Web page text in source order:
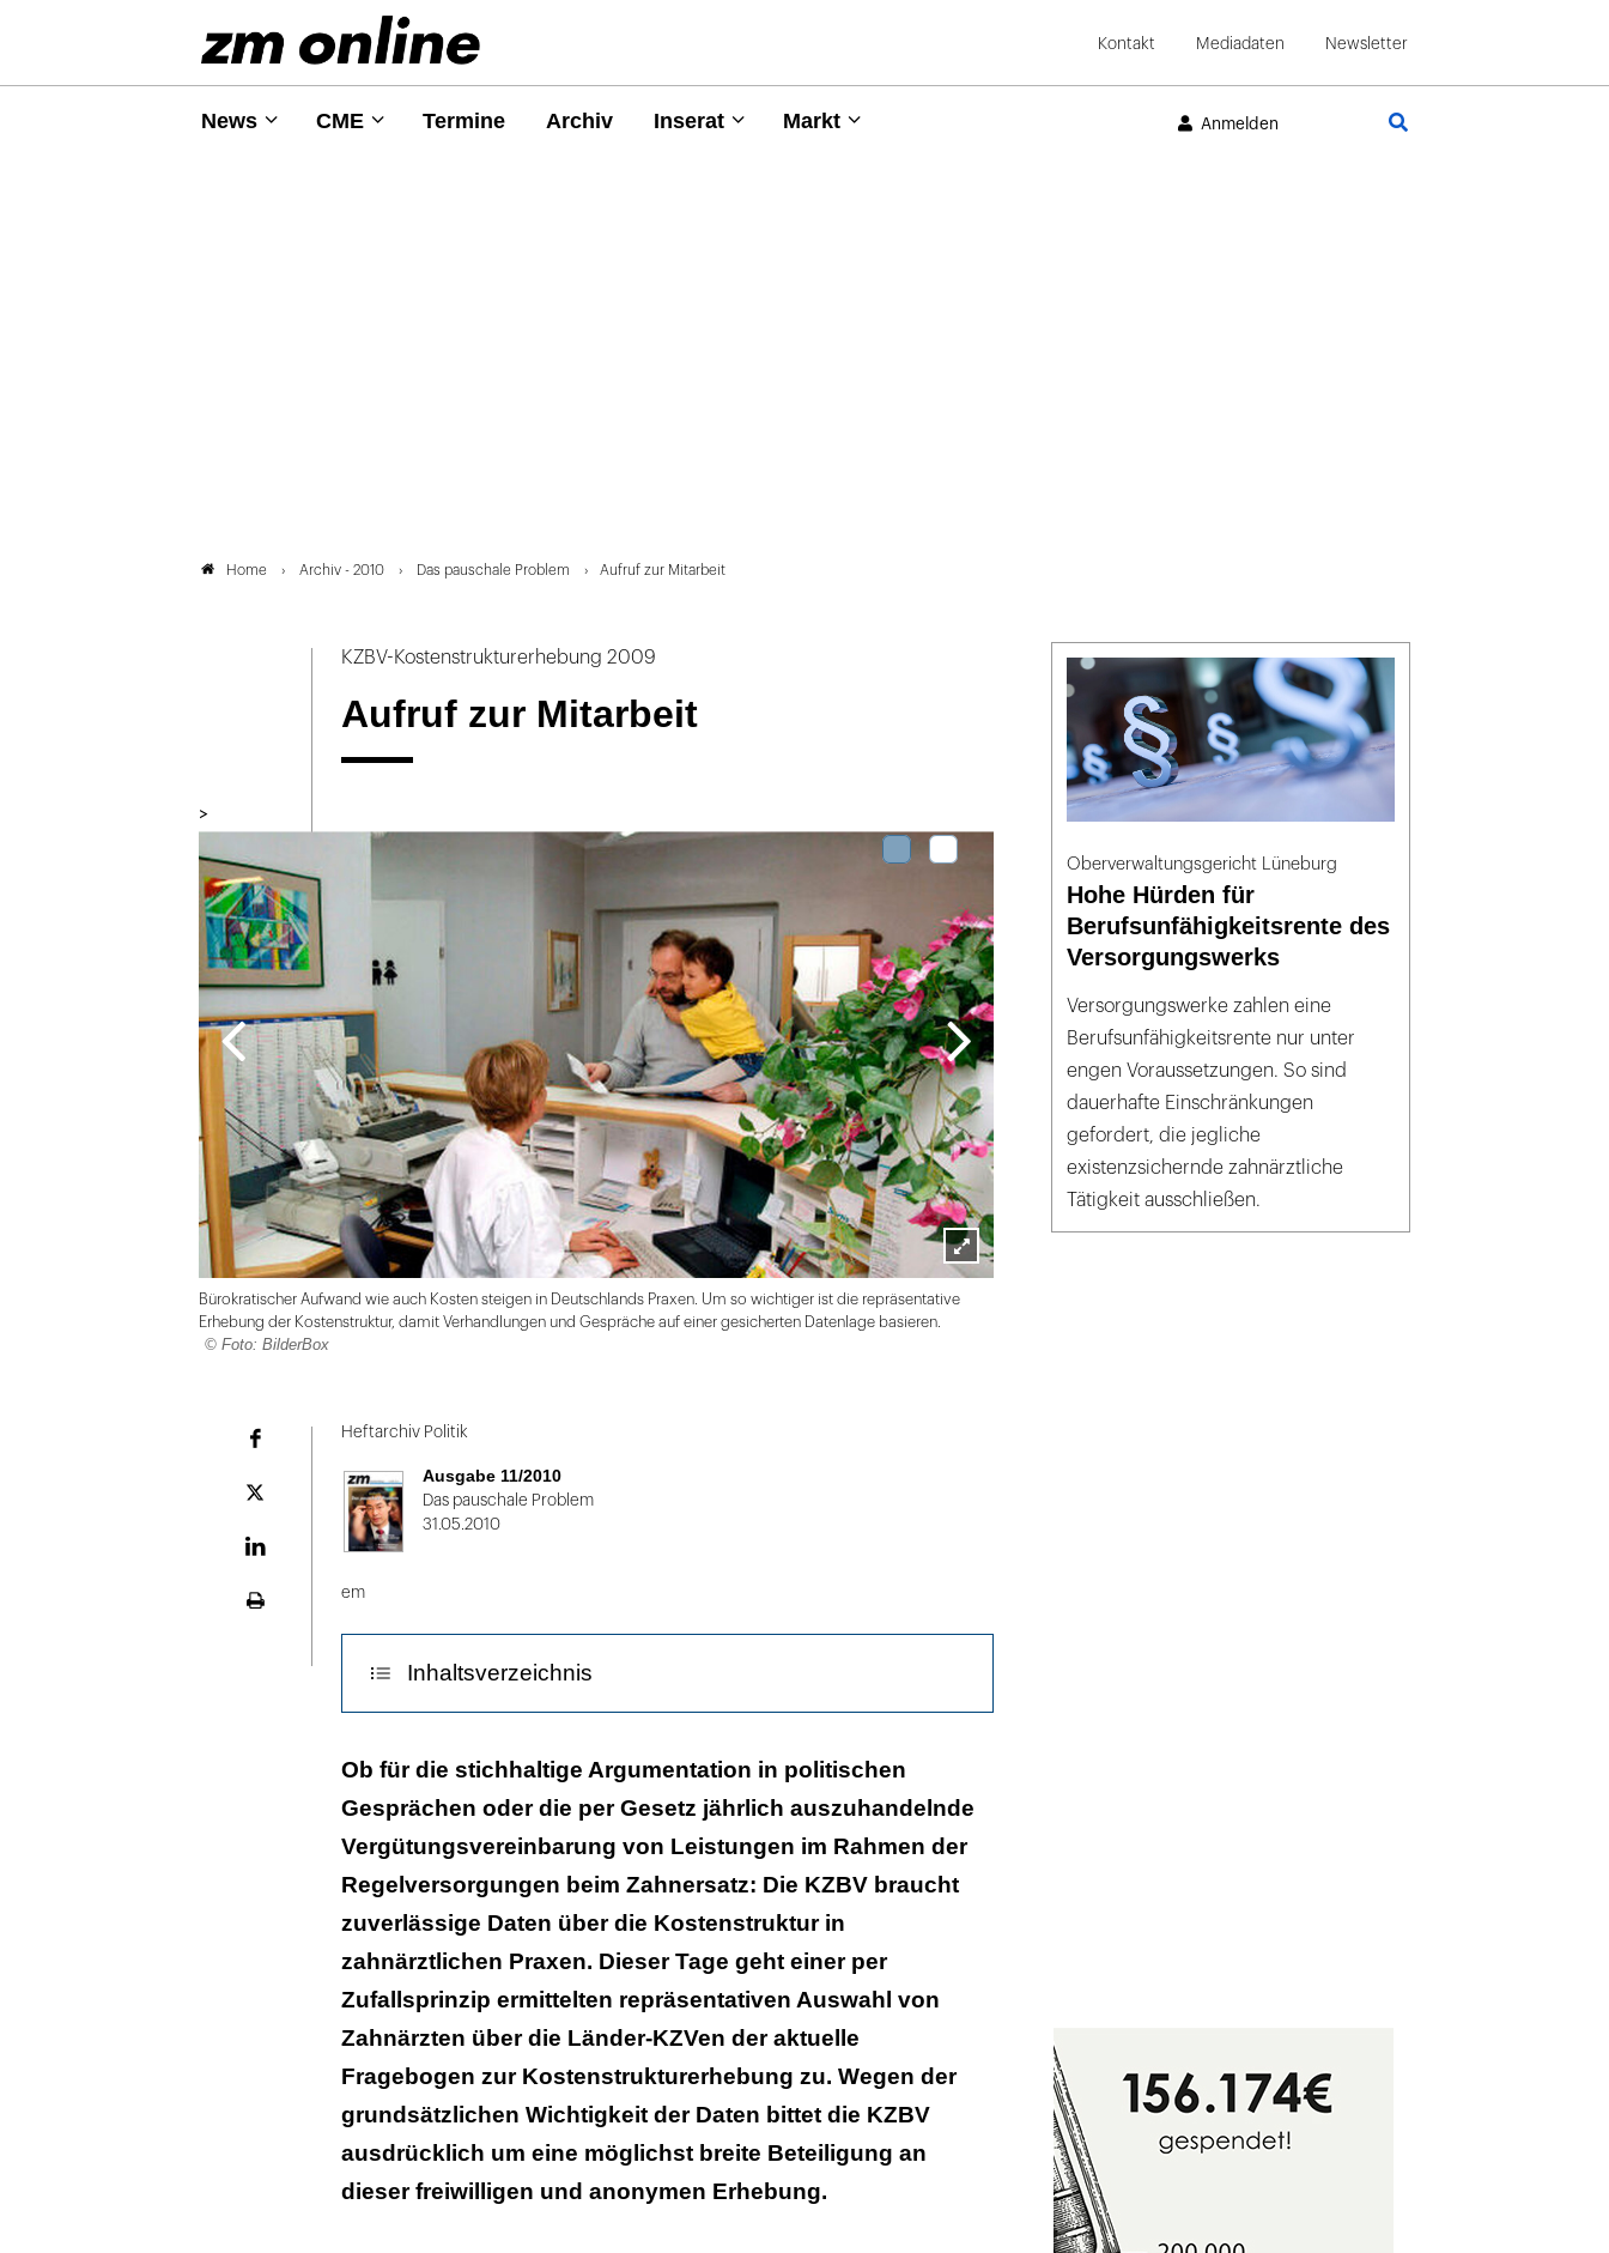
Kontakt Mediadaten Newsletter
News CME Termine Archiv Inserat Markt Anmelden
Home Archiv - 2010 Das pauschale Problem Aufruf zur Mitarbeit
KZBV-Kostenstrukturerhebung 2009
Aufruf zur Mitarbeit
>
Lightbox
öffnen
Bürokratischer Aufwand wie auch Kosten steigen in Deutschlands Praxen. Um so wichtiger ist die repräsentative
Erhebung der Kostenstruktur, damit Verhandlungen und Gespräche auf einer gesicherten Datenlage basieren.
© Foto: BilderBox
Plattform
Heftarchiv Politik
Ausgabe 11/2010
Das pauschale Problem
31.05.2010
em
Inhaltsverzeichnis
Zuverlässige Datenlage schaffen
Ob für die stichhaltige Argumentation in politischen
Gesprächen oder die per Gesetz jährlich auszuhandelnde
Vergütungsvereinbarung von Leistungen im Rahmen der
Regelversorgungen beim Zahnersatz: Die KZBV braucht
zuverlässige Daten über die Kostenstruktur in
zahnärztlichen Praxen. Dieser Tage geht einer per
Zufallsprinzip ermittelten repräsentativen Auswahl von
Zahnärzten über die Länder-KZVen der aktuelle
Fragebogen zur Kostenstrukturerhebung zu. Wegen der
grundsätzlichen Wichtigkeit der Daten bittet die KZBV
ausdrücklich um eine möglichst breite Beteiligung an
dieser freiwilligen und anonymen Erhebung.
Oberverwaltungsgericht Lüneburg
Hohe Hürden für
Berufsunfähigkeitsrente des
Versorgungswerks
Versorgungswerke zahlen eine
Berufsunfähigkeitsrente nur unter
engen Voraussetzungen. So sind
dauerhafte Einschränkungen
gefordert, die jegliche
existenzsichernde zahnärztliche
Tätigkeit ausschließen.